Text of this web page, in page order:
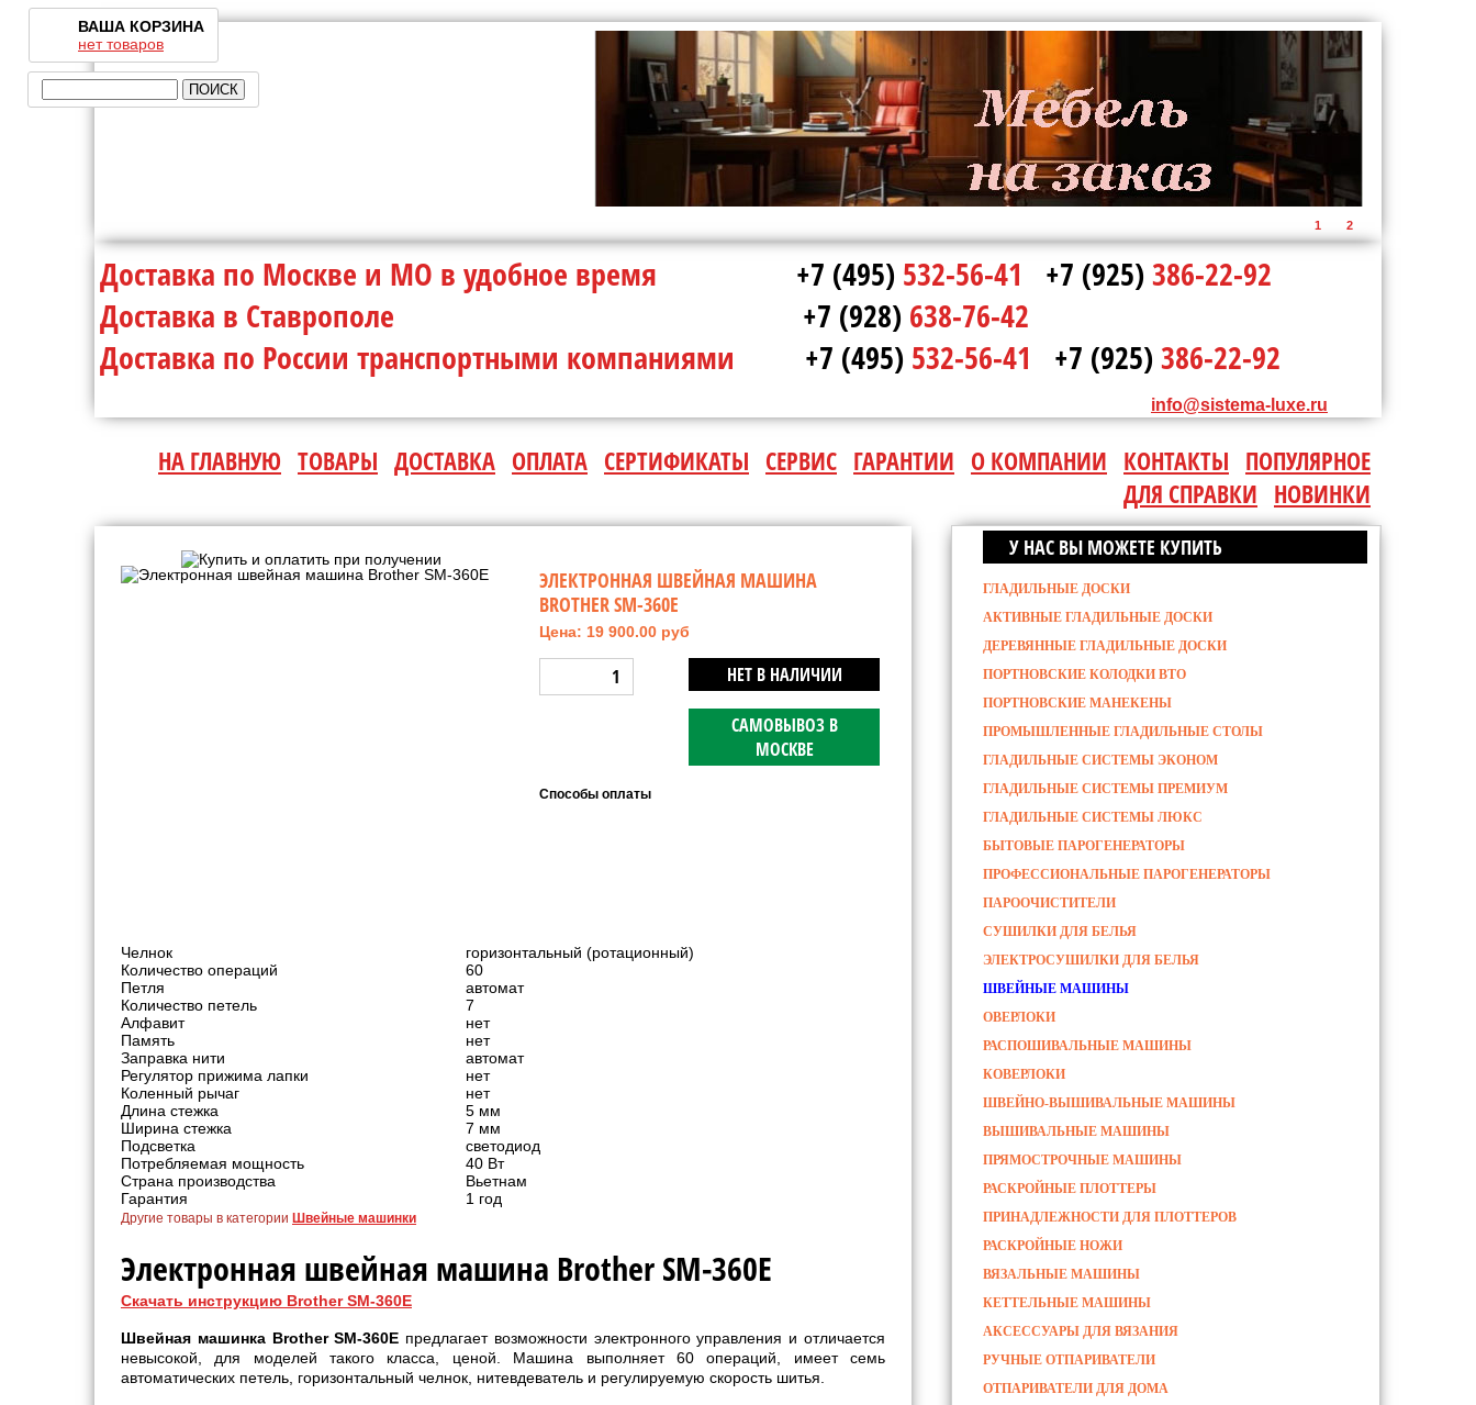
ВАША КОРЗИНА
нет товаров
1 2
Доставка по Москве и МО в удобное время +7 (495) 532-56-41 +7 (925) 386-22-92
Доставка в Ставрополе
+7 (928) 638-76-42
Доставка по России транспортными компаниями
+7 (495) 532-56-41 +7 (925) 386-22-92
info@sistema-luxe.ru
НА ГЛАВНУЮ ТОВАРЫ ДОСТАВКА ОПЛАТА СЕРТИФИКАТЫ СЕРВИС ГАРАНТИИ О КОМПАНИИ КОНТАКТЫ ПОПУЛЯРНОЕ
ДЛЯ СПРАВКИ НОВИНКИ
ЭЛЕКТРОННАЯ ШВЕЙНАЯ МАШИНА
BROTHER SM-360E
Цена: 19 900.00 руб
НЕТ В НАЛИЧИИ
САМОВЫВОЗ В
МОСКВЕ
Способы оплаты
Челнок
горизонтальный (ротационный)
Количество операций
60
Петля
автомат
Количество петель
7
Алфавит
нет
Память
нет
Заправка нити
автомат
Регулятор прижима лапки
нет
Коленный рычаг
нет
Длина стежка
5 мм
Ширина стежка
7 мм
Подсветка
светодиод
Потребляемая мощность
40 Вт
Страна производства
Вьетнам
Гарантия
1 год
Другие товары в категории Швейные машинки
Электронная швейная машина Brother SM-360E
Скачать инструкцию Brother SM-360E
Швейная машинка Brother SM-360E предлагает возможности электронного управления и отличается
невысокой, для моделей такого класса, ценой. Машина выполняет 60 операций, имеет семь
автоматических петель, горизонтальный челнок, нитевдеватель и регулируемую скорость шитья.
У НАС ВЫ МОЖЕТЕ КУПИТЬ
ГЛАДИЛЬНЫЕ ДОСКИ
АКТИВНЫЕ ГЛАДИЛЬНЫЕ ДОСКИ
ДЕРЕВЯННЫЕ ГЛАДИЛЬНЫЕ ДОСКИ
ПОРТНОВСКИЕ КОЛОДКИ ВТО
ПОРТНОВСКИЕ МАНЕКЕНЫ
ПРОМЫШЛЕННЫЕ ГЛАДИЛЬНЫЕ СТОЛЫ
ГЛАДИЛЬНЫЕ СИСТЕМЫ ЭКОНОМ
ГЛАДИЛЬНЫЕ СИСТЕМЫ ПРЕМИУМ
ГЛАДИЛЬНЫЕ СИСТЕМЫ ЛЮКС
БЫТОВЫЕ ПАРОГЕНЕРАТОРЫ
ПРОФЕССИОНАЛЬНЫЕ ПАРОГЕНЕРАТОРЫ
ПАРООЧИСТИТЕЛИ
СУШИЛКИ ДЛЯ БЕЛЬЯ
ЭЛЕКТРОСУШИЛКИ ДЛЯ БЕЛЬЯ
ШВЕЙНЫЕ МАШИНЫ
ОВЕРЛОКИ
РАСПОШИВАЛЬНЫЕ МАШИНЫ
КОВЕРЛОКИ
ШВЕЙНО-ВЫШИВАЛЬНЫЕ МАШИНЫ
ВЫШИВАЛЬНЫЕ МАШИНЫ
ПРЯМОСТРОЧНЫЕ МАШИНЫ
РАСКРОЙНЫЕ ПЛОТТЕРЫ
ПРИНАДЛЕЖНОСТИ ДЛЯ ПЛОТТЕРОВ
РАСКРОЙНЫЕ НОЖИ
ВЯЗАЛЬНЫЕ МАШИНЫ
КЕТТЕЛЬНЫЕ МАШИНЫ
АКСЕССУАРЫ ДЛЯ ВЯЗАНИЯ
РУЧНЫЕ ОТПАРИВАТЕЛИ
ОТПАРИВАТЕЛИ ДЛЯ ДОМА